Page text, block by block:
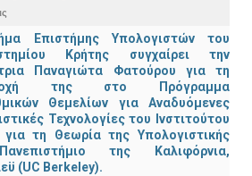
Επιστήμης Υπολογιστών του
Κρήτης συγχαίρει την
Παναγιώτα Φατούρου για τη
της στο Πρόγραμμα
Θεμελίων για Αναδυόμενες
Τεχνολογίες του Ινστιτούτου
τη Θεωρία της Υπολογιστικής
της Καλιφόρνια,
(UC Berkeley).